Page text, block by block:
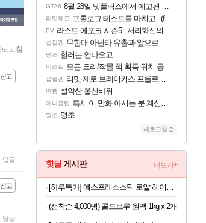
고침
신고
답글
신고
답글
GTA6 8월 28일 넷플릭스에서 예고편 공개 예정
리밋제로 프롤로그 테스트를 마치고.. (feat. 리아)
PV 라스트 에포크 시즌5 - 서리화신의 분노 티저
섭컬겜 무한대 아난타 유출과 앞으로의 예상 (루머)
명조 힐러는 안나오고
비스트 모든 요리/작물 책 획득 위치 공략 (36개) - 미식가 도전과제
섭컬겜 리밋 제로 브레이커스 프롤로그 테스트 후기 영상 업로드
여행 설악산 울산바위
애니클립 혹시 이 만화 아시는 분 계신가요
명조 명조
새로고침
핫딜 게시판 더보기+
(선착순 4,000명) 콜드브루 원액 1kg x 2개